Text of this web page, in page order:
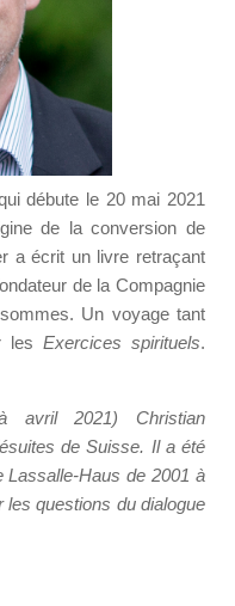
débute le 20 mai 2021
de la conversion de
a écrit un livre retraçant
de la Compagnie
Un voyage tant
lesExercices spirituels.
avril 2021) Christian
de Suisse. Il a été
Lassalle-Haus de 2001 à
les questions du dialogue